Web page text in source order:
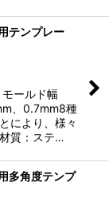
テンプレー
モールド幅
、0.7mm8種
により、様々
質：ステ…
多角度テンプ